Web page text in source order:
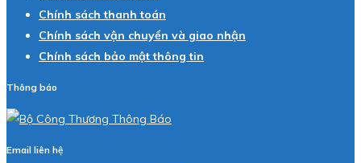
Chính sách thanh toán
Chính sách vận chuyển và giao nhận
Chính sách bảo mật thông tin
Thông báo
Email liên hệ